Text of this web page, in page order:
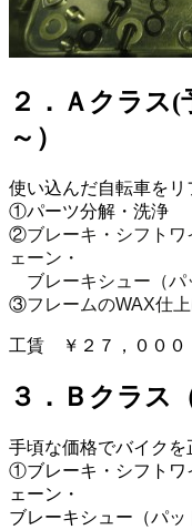
２．Ａクラス(
～）
使い込んだ自転車をリ
①パーツ分解・洗浄
②ブレーキ・シフト
ェーン・
ブレーキシュー（パ
③フレームのWAX仕
工賃 ￥２７，０００
３．Ｂクラス
手頃な価格でバイクを
①ブレーキ・シフトワ
ェーン・
ブレーキシュー（パッ